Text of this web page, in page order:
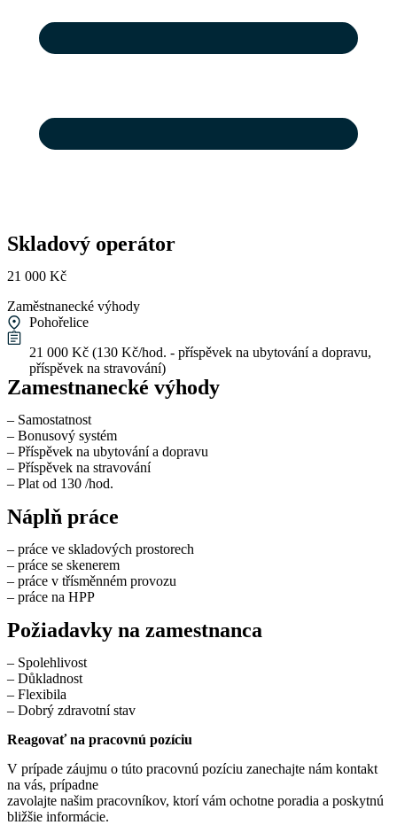
Skladový operátor
21 000 Kč
Zaměstnanecké výhody
Pohořelice
21 000 Kč (130 Kč/hod. - příspěvek na ubytování a dopravu,
příspěvek na stravování)
Zamestnanecké výhody
– Samostatnost
– Bonusový systém
– Příspěvek na ubytování a dopravu
– Příspěvek na stravování
– Plat od 130 /hod.
Náplň práce
– práce ve skladových prostorech
– práce se skenerem
– práce v třísměnném provozu
– práce na HPP
Požiadavky na zamestnanca
– Spolehlivost
– Důkladnost
– Flexibila
– Dobrý zdravotní stav
Reagovať na pracovnú pozíciu
V prípade záujmu o túto pracovnú pozíciu zanechajte nám kontakt
na vás, prípadne
zavolajte našim pracovníkov, ktorí vám ochotne poradia a poskytnú
bližšie informácie.